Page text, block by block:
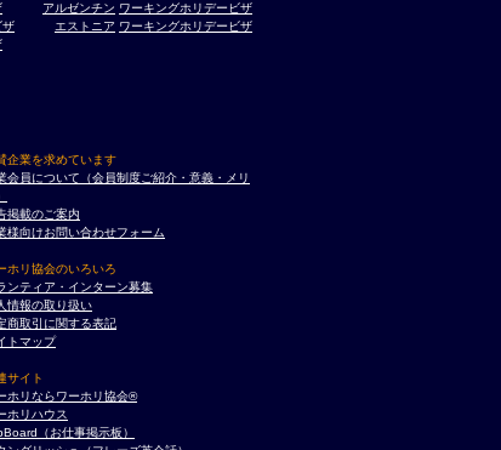
アルゼンチン ワーキングホリデービザ
ザ エストニア ワーキングホリデービザ
企業を求めています
会員について（会員制度ご紹介・意義・メリ
掲載のご案内
様向けお問い合わせフォーム
ホリ協会のいろいろ
ンティア・インターン募集
情報の取り扱い
商取引に関する表記
トマップ
サイト
ホリならワーホリ協会®︎
ホリハウス
（お仕事掲示板）